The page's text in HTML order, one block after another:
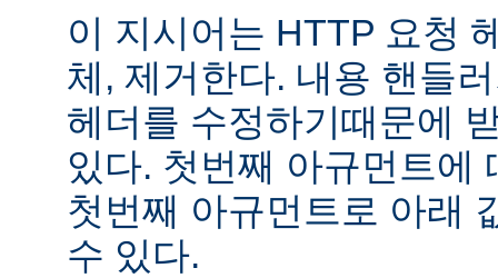
이 지시어는 HTTP 요청
체, 제거한다. 내용 핸들
헤더를 수정하기때문에
있다. 첫번째 아규먼트에
첫번째 아규먼트로 아래
수 있다.